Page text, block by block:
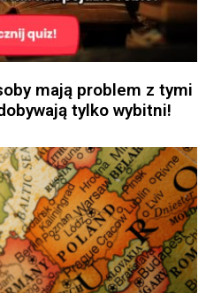
mają problem z tymi
tylko wybitni!